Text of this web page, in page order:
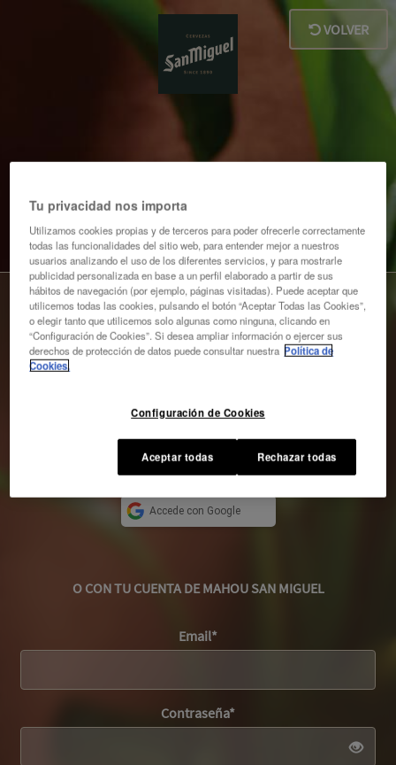
VOLVER
LOGIN REGISTRO
Accede con Facebook Accede con Twitch
Accede con Google
O CON TU CUENTA DE MAHOU SAN MIGUEL
Email*
Contraseña*
Tu privacidad nos importa
Utilizamos cookies propias y de terceros para poder ofrecerle correctamente
todas las funcionalidades del sitio web, para entender mejor a nuestros
usuarios analizando el uso de los diferentes servicios, y para mostrarle
publicidad personalizada en base a un perfil elaborado a partir de sus
hábitos de navegación (por ejemplo, páginas visitadas). Puede aceptar que
utilicemos todas las cookies, pulsando el botón “Aceptar Todas las Cookies”,
o elegir tanto que utilicemos solo algunas como ninguna, clicando en
“Configuración de Cookies”. Si desea ampliar información o ejercer sus
derechos de protección de datos puede consultar nuestra Política de
Cookies.
Configuración de Cookies
Rechazar todas
Aceptar todas